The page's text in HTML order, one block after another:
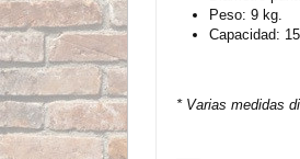
Peso: 9 kg.
Capacidad:
* Varias medidas